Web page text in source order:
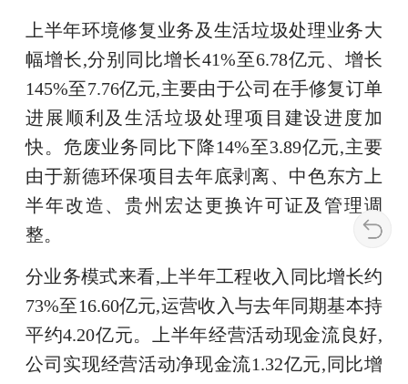
上半年环境修复业务及生活垃圾处理业务大
幅增长,分别同比增长41%至6.78亿元、增长
145%至7.76亿元,主要由于公司在手修复订单
进展顺利及生活垃圾处理项目建设进度加
快。危废业务同比下降14%至3.89亿元,主要
由于新德环保项目去年底剥离、中色东方上
半年改造、贵州宏达更换许可证及管理调
整。
分业务模式来看,上半年工程收入同比增长约
73%至16.60亿元,运营收入与去年同期基本持
平约4.20亿元。上半年经营活动现金流良好,
公司实现经营活动净现金流1.32亿元,同比增